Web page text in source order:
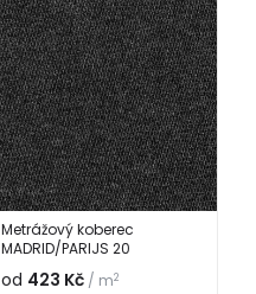
Metrážový koberec
MADRID/PARIJS 20
od 423 Kč / m2